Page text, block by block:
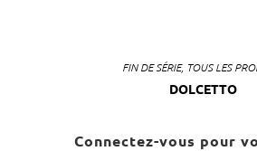
FIN DE SÉRIE, TOUS LES
DOLCETTO
Connectez-vous pour